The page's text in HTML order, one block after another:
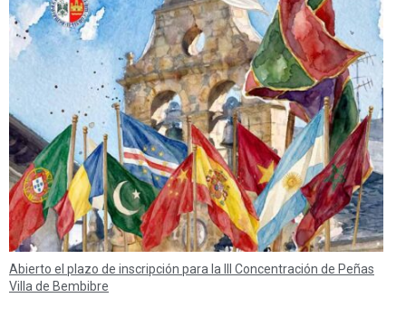
Abierto el plazo de inscripción para la III Concentración de Peñas
Villa de Bembibre